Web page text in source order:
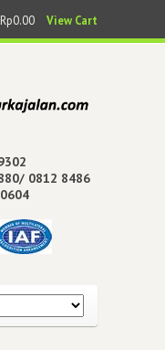
Rp0.00 View Cart
0812 8486